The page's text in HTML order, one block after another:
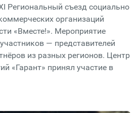
Региональный съезд социально
организаций
«Вместе!». Мероприятие
— представителей
из разных регионов. Центр
«Гарант» принял участие в